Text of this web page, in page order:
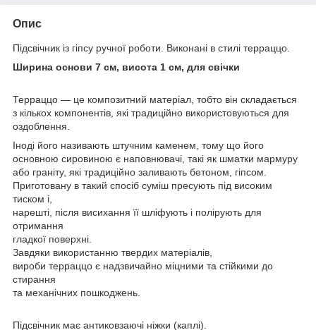
Опис
Підсвічник із гіпсу ручної роботи. Виконані в стилі терраццо.
Ширина основи 7 см, висота 1 см, для свічки
Терраццо — це композитний матеріал, тобто він складається
з кількох компонентів, які традиційно використовуються для
оздоблення.
Іноді його називають штучним каменем, тому що його
основною сировиною є наповнювачі, такі як шматки мармуру
або граніту, які традиційно заливають бетоном, гіпсом.
Приготовану в такий спосіб суміш пресують під високим
тиском і,
нарешті, після висихання її шліфують і полірують для
отримання
гладкої поверхні.
Завдяки використанню твердих матеріалів,
вироби терраццо є надзвичайно міцними та стійкими до
стирання
та механічних пошкоджень.
Підсвічник має антиковзаючі ніжки (каплі).